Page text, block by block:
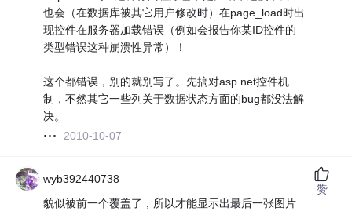
也会（在数据库被其它用户修改时）在page_load时出
现控件在服务器加载错误（例如会报告你某ID控件的
类型错误这种崩溃性异常）！
这个都错误，别的就别写了。先搞对asp.net控件机
制，不然其它一些列关于数据状态方面的bug都没法解
决。
2010-10-07
wyb392440738
貌似被前一个覆盖了，所以才能显示出最后一张图片
赞